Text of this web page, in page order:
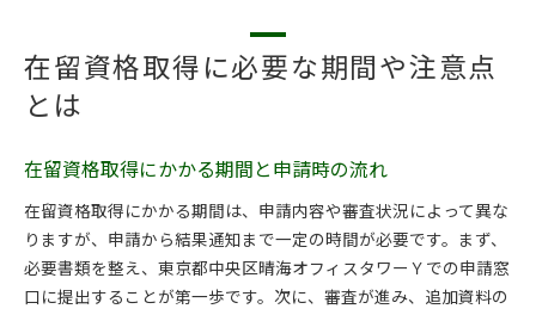
在留資格取得に必要な期間や注意点
とは
在留資格取得にかかる期間と申請時の流れ
在留資格取得にかかる期間は、申請内容や審査状況によって異な
りますが、申請から結果通知まで一定の時間が必要です。まず、
必要書類を整え、東京都中央区晴海オフィスタワーＹでの申請窓
口に提出することが第一歩です。次に、審査が進み、追加資料の